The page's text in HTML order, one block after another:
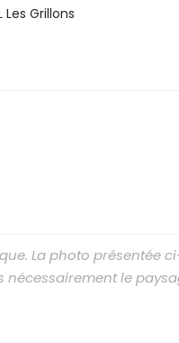
Grillons
La photo présentée
nécessairement le